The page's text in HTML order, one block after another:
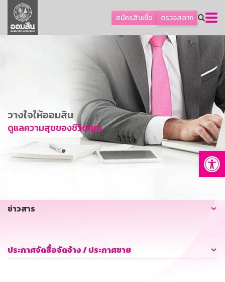
สมัครสินเชื่อ ตรวจสลาก
ลูกค้าธุรกิจ
ลูกค้าผู้ประกอบรายย่อย
การพัฒนาที่ยั่งยืน
ข่าวสาร
บริการทางการเงิน
อื่นๆ
วางใจให้ออมสิน
ดูแลความสุขของชีวิตคุณ
ข่าวสาร
ประกาศจัดซื้อจัดจ้าง / ประกาศขาย